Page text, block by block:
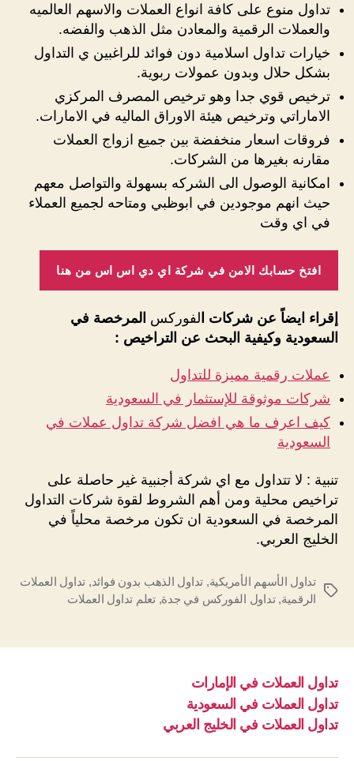
تداول منوع على كافة انواع العملات والاسهم العالميه
والعملات الرقمية والمعادن مثل الذهب والفضه.
خيارات تداول اسلامية دون فوائد للراغبين ي التداول
بشكل حلال وبدون عمولات ربوية.
ترخيص قوي جدا وهو ترخيص المصرف المركزي
الاماراتي وترخيص هيئة الاوراق الماليه في الامارات.
فروقات اسعار منخفضة بين جميع ازواج العملات
مقارنه بغيرها من الشركات.
امكانية الوصول الى الشركه بسهولة والتواصل معهم
حيث انهم موجودين في ابوظبي ومتاحه لجميع العملاء
في اي وقت
افتخ حسابك الامن في شركة اي دي اس اس من هنا
إقراء ايضاً عن شركات ا لفوركس المرخصة في
السعودية وكيفية البحث عن التراخيص :
عملات رقمية مميزة للتداول
شركات موثوقة للإستثمار في السعودية
كيف اعرف ما هي افضل شركة تداول عملات في
السعودية
تنبية : لا تتداول مع اي شركة أجنبية غير حاصلة على
تراخيص محلية ومن أهم الشروط لقوة شركات التداول
المرخصة في السعودية ان تكون مرخصة محلياً في
الخليج العربي.
الوسوم
تداول الأسهم الأمريكية, تداول الذهب بدون فوائد, تداول العملات
الرقمية,تداول الفوركس في جدة,تعلم تداول العملات
تداول العملات في الإمارات
تداول العملات في السعودية
تداول العملات في الخليج العربي